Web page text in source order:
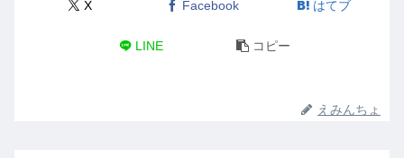
X Facebook はてブ
LINE コピー
えみんちょ